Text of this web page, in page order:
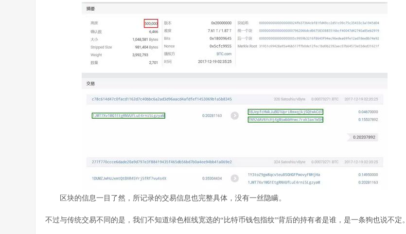
区块的信息一目了然，所记录的交易信息也完整具体，没有一丝隐瞒。
不过与传统交易不同的是，我们不知道绿色框线宽选的“比特币钱包指纹”背后的持有者是谁，是一条狗也说不定。